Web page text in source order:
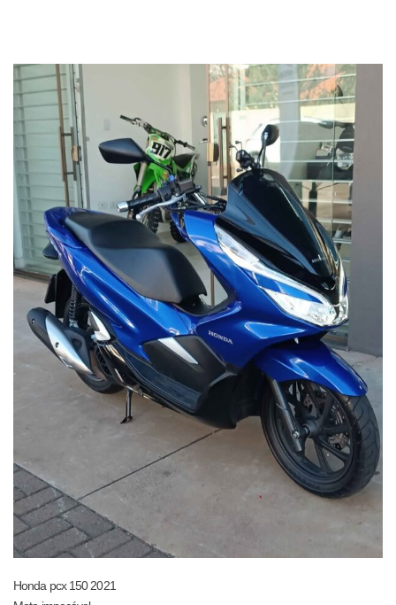
Honda pcx 150 2021